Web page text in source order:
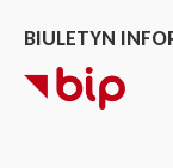
BIULETYN